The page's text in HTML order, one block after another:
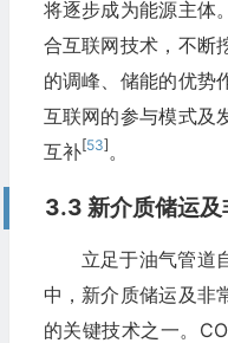
将逐步成为能源主体
合互联网技术，不断
的调峰、储能的优势
互联网的参与模式及
互补[53] 。
3.3 新介质储运
立足于油气管道
中，新介质储运及非
的关键技术之一。CO